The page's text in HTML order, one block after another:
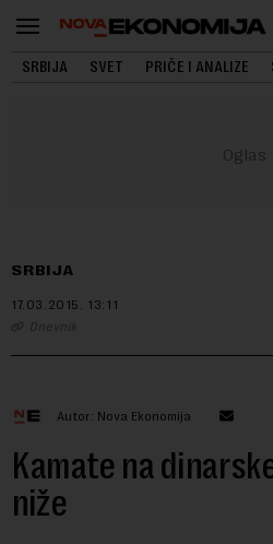
SRBIJA SVET PRIČE I ANALIZE
SRBIJA
17.03.2015. 13:11
Dnevnik
Autor: Nova Ekonomija
Kamate na
niže